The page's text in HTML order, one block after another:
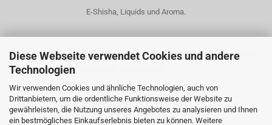
Diese Webseite verwendet Cookies und andere
Technologien
Wir verwenden Cookies und ähnliche Technologien, auch von
Drittanbietern, um die ordentliche Funktionsweise der Website zu
gewährleisten, die Nutzung unseres Angebotes zu analysieren und Ihnen
ein bestmögliches Einkaufserlebnis bieten zu können. Weitere
E-Shisha, Liquids und Aroma.
Unser Dampfshop bietet eine riesige Auswahl an Dampfgeräten, Liquids
und elektrische Zigaretten! DHL Blitzversand!
Unsere Elektrischen Zigaretten dienen nicht zur Rauchentwöhnung!